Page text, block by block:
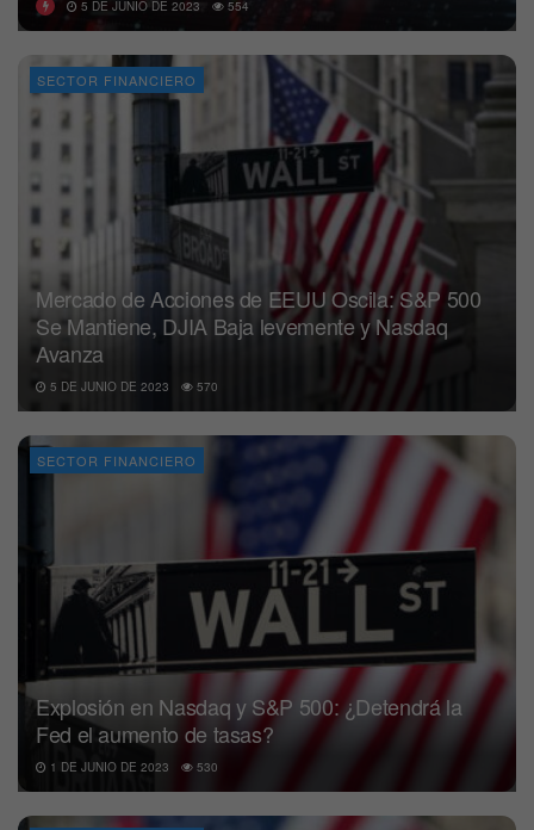
5 DE JUNIO DE 2023 554
SECTOR FINANCIERO
Mercado de Acciones de EEUU Oscila: S&P 500
Se Mantiene, DJIA Baja levemente y Nasdaq
Avanza
5 DE JUNIO DE 2023 570
SECTOR FINANCIERO
Explosión en Nasdaq y S&P 500: ¿Detendrá la
Fed el aumento de tasas?
1 DE JUNIO DE 2023 530